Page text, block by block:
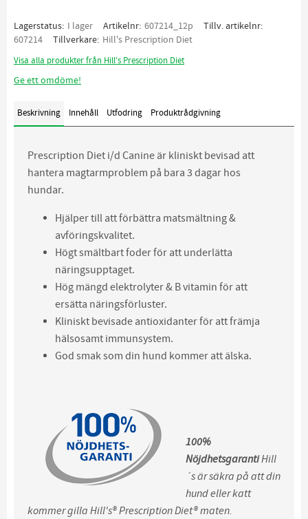
Lagerstatus I lager Artikelnr 607214_12p
Tillv. artikelnr
607214
Tillverkare Hill's Prescription Diet
Visa alla produkter från Hill's Prescription Diet
Ge ett omdöme!
Beskrivning Innehåll Utfodring Produktrådgivning
Prescription Diet i/d Canine är kliniskt bevisad att
hantera magtarmproblem på bara 3 dagar hos
hundar.
Hjälper till att förbättra matsmältning &
avföringskvalitet.
Högt smältbart foder för att underlätta
näringsupptaget.
Hög mängd elektrolyter & B vitamin för att
ersätta näringsförluster.
Kliniskt bevisade antioxidanter för att främja
hälsosamt immunsystem.
God smak som din hund kommer att älska.
100%
NöjdhetsgarantiHill
´s är säkra på att din
hund eller katt
kommer gilla Hill's® Prescription Diet® maten.